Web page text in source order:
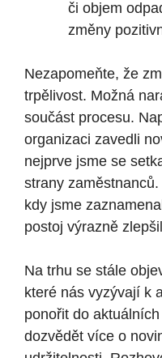
či objem
změny
Nezapomeňte, že
trpělivost. Možná
součást procesu.
organizaci zavedli
nejprve jsme se
strany
kdy jsme
postoj výrazně
Na trhu se stále
které nás vyzývají k
ponořit do
dozvědět více o